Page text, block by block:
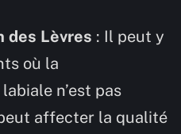
des Lèvres : Il peut y
où la
n’est pas
affecter la qualité